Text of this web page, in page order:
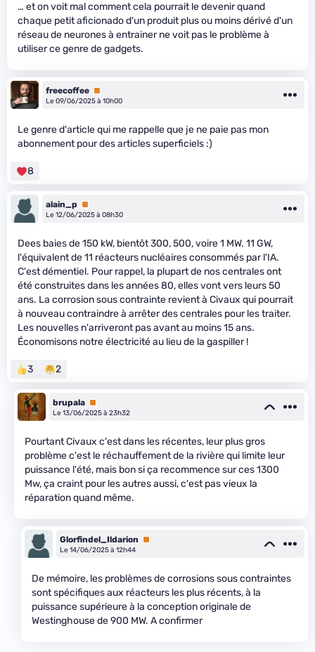
… et on voit mal comment cela pourrait le devenir quand
chaque petit aficionado d'un produit plus ou moins dérivé d'un
réseau de neurones à entrainer ne voit pas le problème à
utiliser ce genre de gadgets.
freecoffee Premium
Le 09/06/2025 à 10h00
Le genre d'article qui me rappelle que je ne paie pas mon
abonnement pour des articles superficiels :)
8
alain_p
Premium
Le 12/06/2025 à 08h30
Dees baies de 150 kW, bientôt 300, 500, voire 1 MW. 11 GW,
l'équivalent de 11 réacteurs nucléaires consommés par l'IA.
C'est démentiel. Pour rappel, la plupart de nos centrales ont
été construites dans les années 80, elles vont vers leurs 50
ans. La corrosion sous contrainte revient à Civaux qui pourrait
à nouveau contraindre à arrêter des centrales pour les traiter.
Les nouvelles n'arriveront pas avant au moins 15 ans.
Économisons notre électricité au lieu de la gaspiller !
3 2
brupala Premium
Le 13/06/2025 à 23h32
Pourtant Civaux c'est dans les récentes, leur plus gros
problème c'est le réchauffement de la rivière qui limite leur
puissance l'été, mais bon si ça recommence sur ces 1300
Mw, ça craint pour les autres aussi, c'est pas vieux la
réparation quand même.
Glorfindel_Ildarion
Premium
Le 14/06/2025 à 12h44
De mémoire, les problèmes de corrosions sous contraintes
sont spécifiques aux réacteurs les plus récents, à la
puissance supérieure à la conception originale de
Westinghouse de 900 MW. A confirmer